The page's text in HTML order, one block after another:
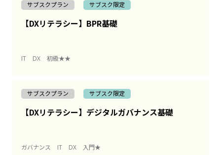
サブスクプラン サブスク限定
【DXリテラシー】BPR基礎
IT DX 初級★★
サブスクプラン サブスク限定
【DXリテラシー】デジタルガバナンス基礎
ガバナンス IT DX 入門★